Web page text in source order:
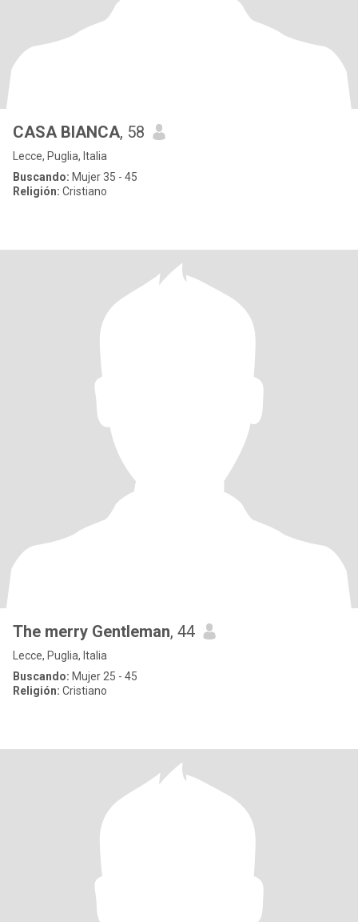
CASA BIANCA, 58
Lecce, Puglia, Italia
Buscando: Mujer 35 - 45
Religión: Cristiano
The merry Gentleman, 44
Lecce, Puglia, Italia
Buscando: Mujer 25 - 45
Religión: Cristiano